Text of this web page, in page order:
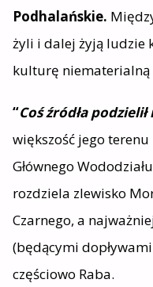
Podhalańskie.
żyli i dalej żyją ludzie
kulturę niematerialną
“Coś źródła
większość jego
Głównego
rozdziela zlewisko
Czarnego, a
(będącymi dopływami
częściowo Raba.